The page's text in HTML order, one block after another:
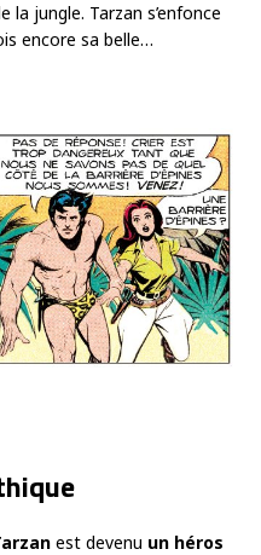
jungle. Tarzan s’enfonce
encore sa belle…
est devenu un héros